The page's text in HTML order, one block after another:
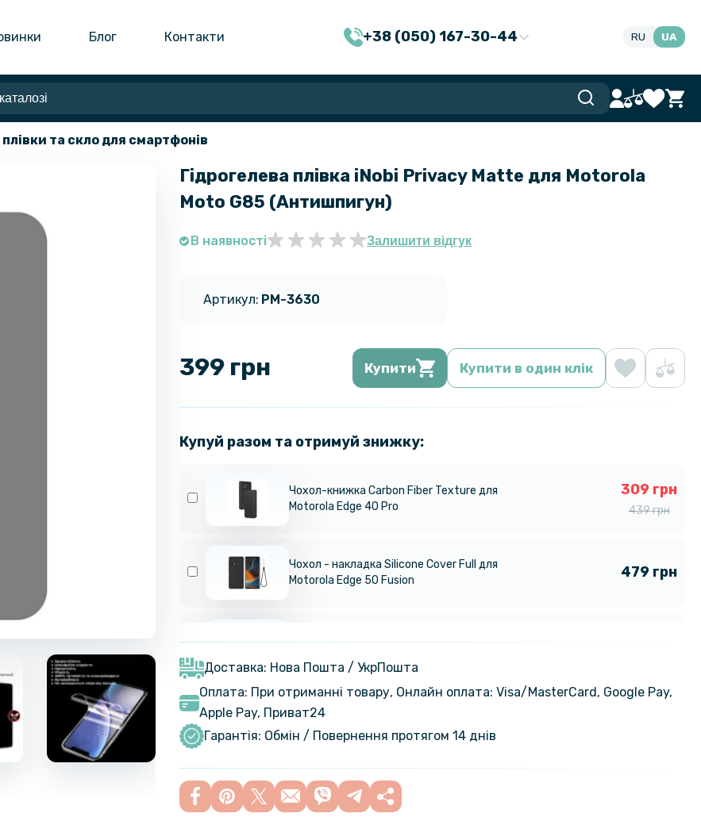
Блог Контакти +38 (050) 167-30-44 RU UA
плівки та скло для смартфонів
Гідрогелева плівка iNobi Privacy Matte для Motorola
Moto G85 (Антишпигун)
В наявності Залишити відгук
Артикул: PM-3630
399 грн Купити Купити в один клік
Купуй разом та отримуй знижку:
Чохол-книжка Carbon Fiber Texture для
Motorola Edge 40 Pro
309 грн
439 грн
Чохол - накладка Silicone Cover Full для
Motorola Edge 50 Fusion
479 грн
Tempered Glass для Motorola Edge 50 Fusion,
Black
Чохол - книжка Beauty Case для Motorola
Edge 50 Fusion із дзеркалом
Шкіряний чохол - накладка Fanoya для
Motorola Moto G85 / S50 Neo
Доставка: Нова Пошта / УкрПошта
Оплата: При отриманні товару, Онлайн оплата: Visa/MasterСard, Google Pay,
Apple Pay, Приват24
Гарантія: Обмін / Повернення протягом 14 днів